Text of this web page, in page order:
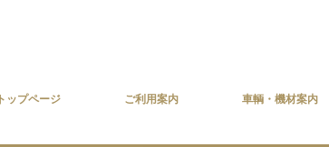
トップページ ご利用案内 車輌・機材案内